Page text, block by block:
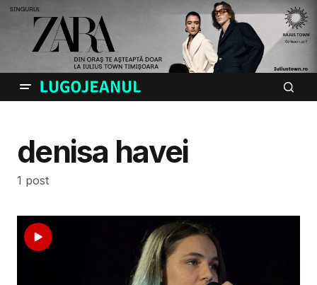
denisa havei
1 post